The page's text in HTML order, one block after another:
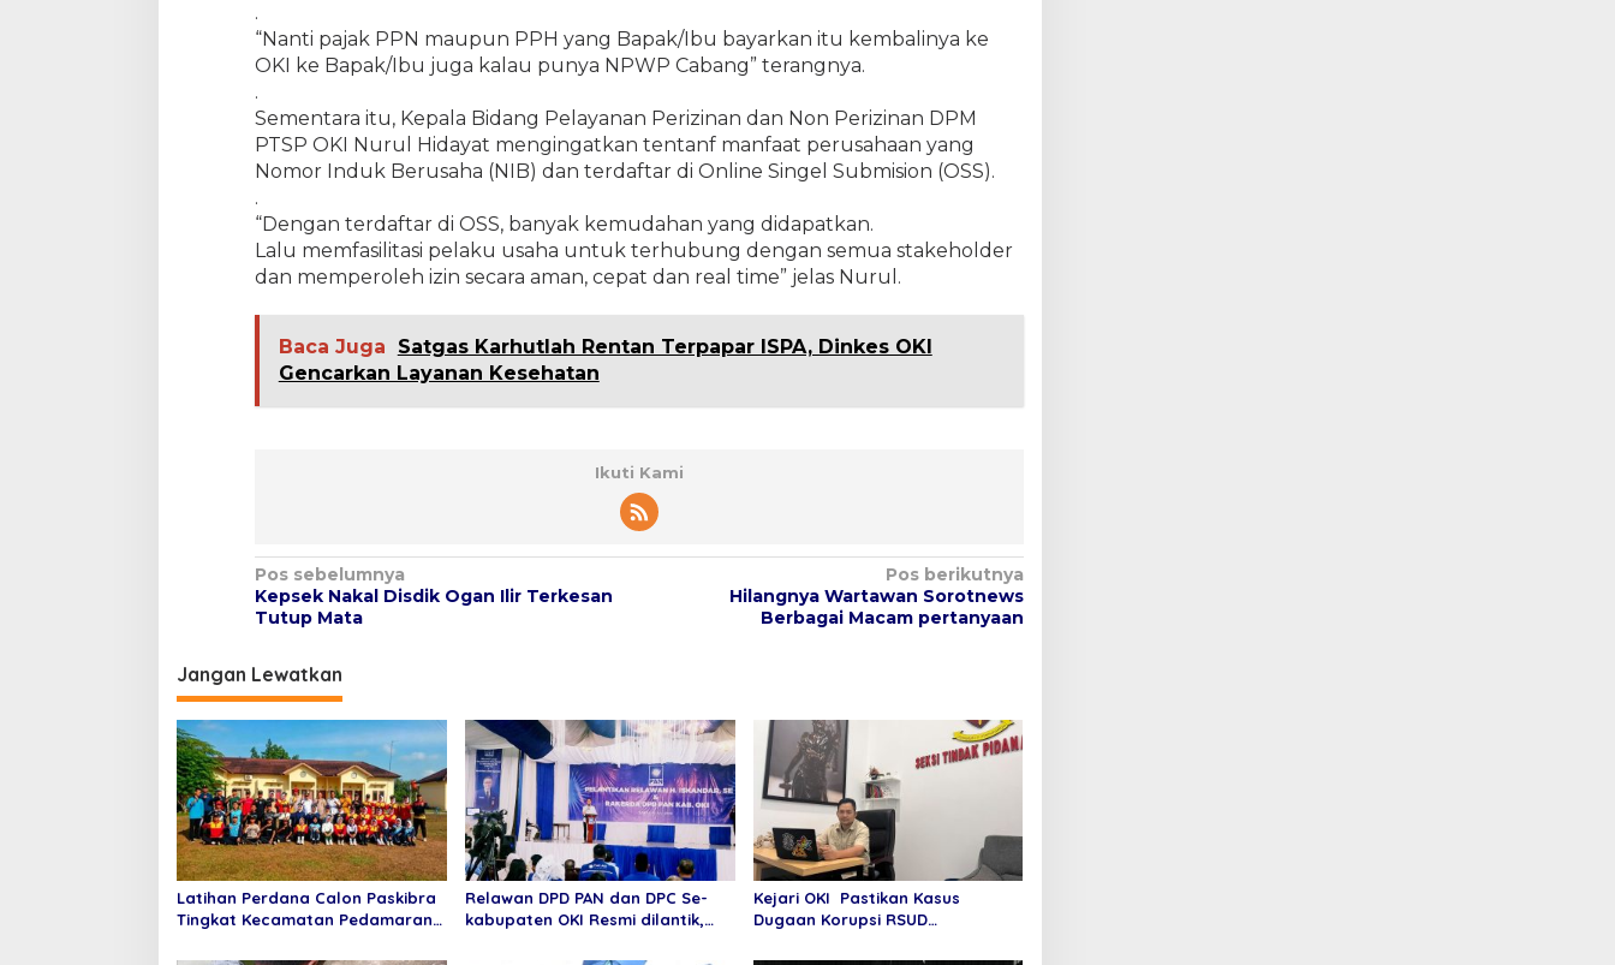
.
“Nanti pajak PPN maupun PPH yang Bapak/Ibu bayarkan itu kembalinya ke
OKI ke Bapak/Ibu juga kalau punya NPWP Cabang” terangnya.
.
Sementara itu, Kepala Bidang Pelayanan Perizinan dan Non Perizinan DPM
PTSP OKI Nurul Hidayat mengingatkan tentanf manfaat perusahaan yang
Nomor Induk Berusaha (NIB) dan terdaftar di Online Singel Submision (OSS).
.
“Dengan terdaftar di OSS, banyak kemudahan yang didapatkan.
Lalu memfasilitasi pelaku usaha untuk terhubung dengan semua stakeholder
dan memperoleh izin secara aman, cepat dan real time” jelas Nurul.
Baca Juga
Satgas Karhutlah Rentan Terpapar ISPA, Dinkes OKI
Gencarkan Layanan Kesehatan
Ikuti Kami
N
a
i
g
a
s
i
p
o
s
Pos sebelumnya
Kepsek Nakal Disdik Ogan Ilir Terkesan
Tutup Mata
Pos berikutnya
Hilangnya Wartawan Sorotnews
Berbagai Macam pertanyaan
Jangan Lewatkan
Latihan Perdana Calon Paskibra
Tingkat Kecamatan Pedamaran
Relawan DPD PAN dan DPC Se-
kabupaten OKI Resmi dilantik,
Kejari OKI Pastikan Kasus
Dugaan Korupsi RSUD